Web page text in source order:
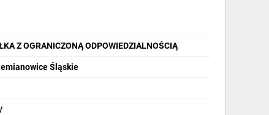
Z OGRANICZONĄ ODPOWIEDZIALNOŚCIĄ
Śląskie